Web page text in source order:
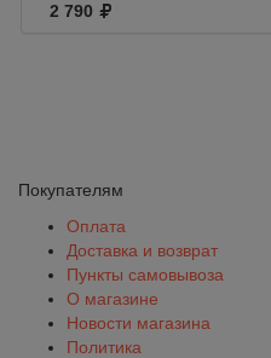
2 790
Покупателям
Оплата
Доставка и возврат
Пункты самовывоза
О магазине
Новости магазина
Политика